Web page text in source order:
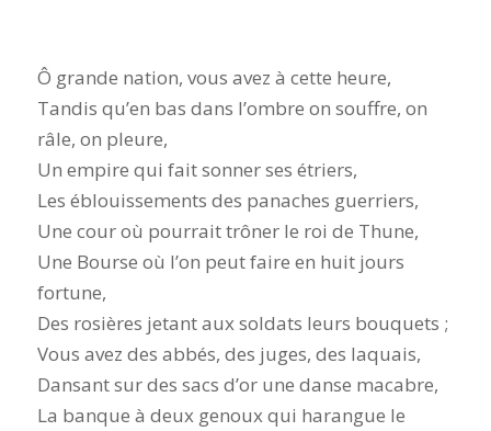
Ô grande nation, vous avez à cette heure,
Tandis qu’en bas dans l’ombre on souffre, on
râle, on pleure,
Un empire qui fait sonner ses étriers,
Les éblouissements des panaches guerriers,
Une cour où pourrait trôner le roi de Thune,
Une Bourse où l’on peut faire en huit jours
fortune,
Des rosières jetant aux soldats leurs bouquets ;
Vous avez des abbés, des juges, des laquais,
Dansant sur des sacs d’or une danse macabre,
La banque à deux genoux qui harangue le